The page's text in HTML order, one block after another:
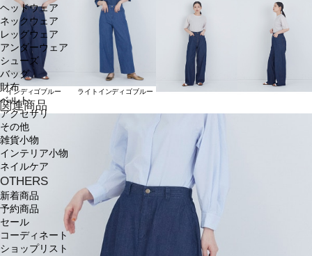
ヘッドウェア
ネックウェア
レッグウェア
アンダーウェア
シューズ
バッグ
財布
ベルト
アクセサリ
その他
雑貨小物
インテリア小物
ネイルケア
OTHERS
新着商品
予約商品
セール
コーディネート
ショップリスト
インディゴブルー ライトインディゴブルー
関連商品